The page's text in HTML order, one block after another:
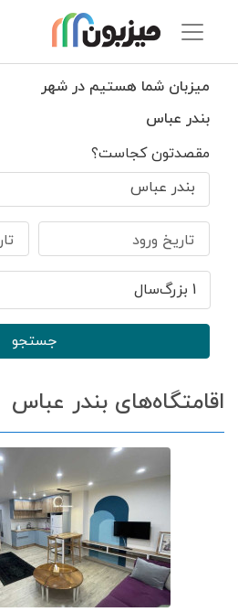
میزبان شما هستیم در شهر
بندر عباس
مقصدتون کجاست؟
بندر عباس
تاریخ ورود
1 بزرگ‌سال
جستجو
اقامتگاه‌های بندر عباس